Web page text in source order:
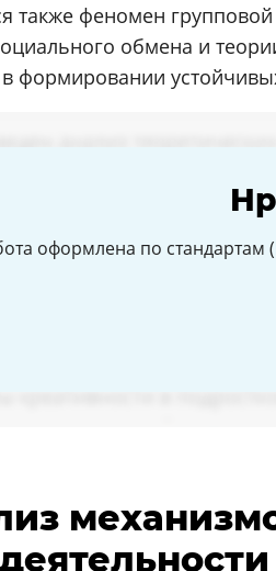
также феномен
обмена и
формировании
оформлена по стандартам